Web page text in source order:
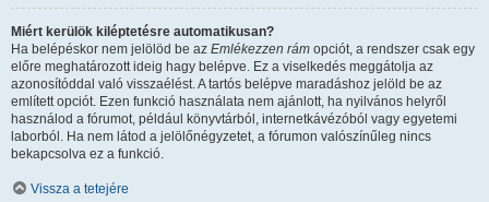
Miért kerülök kiléptetésre automatikusan?
Ha belépéskor nem jelölöd be az Emlékezzen rám opciót, a rendszer csak egy
előre meghatározott ideig hagy belépve. Ez a viselkedés meggátolja az
azonosítóddal való visszaélést. A tartós belépve maradáshoz jelöld be az
említett opciót. Ezen funkció használata nem ajánlott, ha nyilvános helyről
használod a fórumot, például könyvtárból, internetkávézóból vagy egyetemi
laborból. Ha nem látod a jelölőnégyzetet, a fórumon valószínűleg nincs
bekapcsolva ez a funkció.
Vissza a tetejére